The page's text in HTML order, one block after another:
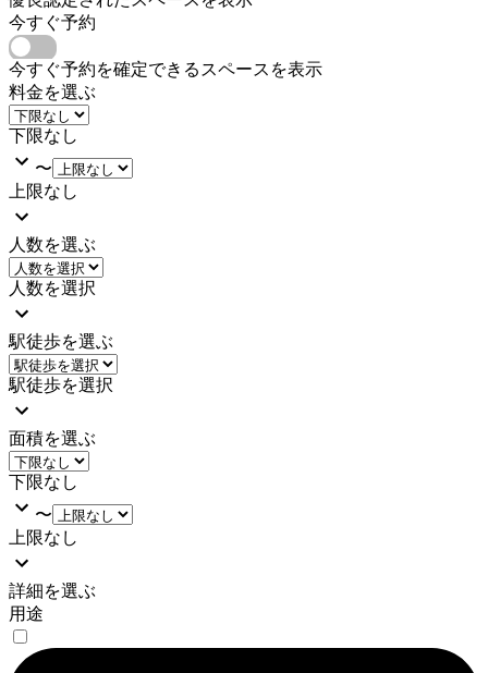
今すぐ予約
今すぐ予約を確定できるスペースを表示
料金を選ぶ
下限なし
〜
上限なし
人数を選ぶ
人数を選択
駅徒歩を選ぶ
駅徒歩を選択
面積を選ぶ
下限なし
〜
上限なし
詳細を選ぶ
用途